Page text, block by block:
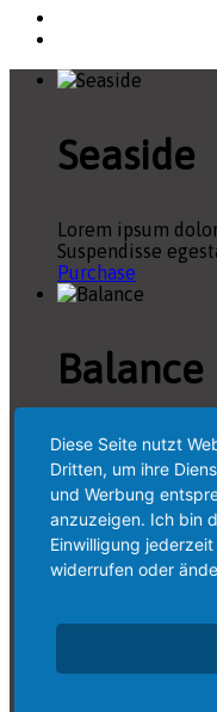
Seaside
Lorem ipsum
Suspendisse
Purchase
Balance
Blacksilver for
professional
variety of features.
Purchase
Diese Seite nutzt
Dritten, um ihre
und Werbung
anzuzeigen. Ich bin
Einwilligung
widerrufen oder